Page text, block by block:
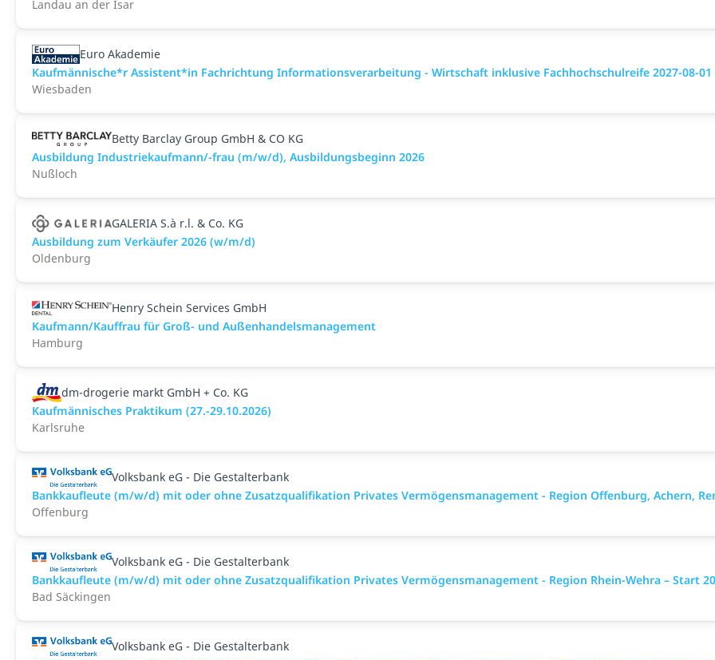
Landau an der Isar
Euro Akademie
Kaufmännische*r Assistent*in Fachrichtung Informationsverarbeitung - Wirtschaft inklusive Fachhochschulreife 2027-08-01
Wiesbaden
Betty Barclay Group GmbH & CO KG
Ausbildung Industriekaufmann/-frau (m/w/d), Ausbildungsbeginn 2026
Nußloch
GALERIA S.à r.l. & Co. KG
Ausbildung zum Verkäufer 2026 (w/m/d)
Oldenburg
Henry Schein Services GmbH
Kaufmann/Kauffrau für Groß- und Außenhandelsmanagement
Hamburg
dm-drogerie markt GmbH + Co. KG
Kaufmännisches Praktikum (27.-29.10.2026)
Karlsruhe
Volksbank eG - Die Gestalterbank
Bankkaufleute (m/w/d) mit oder ohne Zusatzqualifikation Privates Vermögensmanagement - Region Offenburg, Achern,
Offenburg
Volksbank eG - Die Gestalterbank
Bankkaufleute (m/w/d) mit oder ohne Zusatzqualifikation Privates Vermögensmanagement - Region Rhein-Wehra – Start
Bad Säckingen
Volksbank eG - Die Gestalterbank